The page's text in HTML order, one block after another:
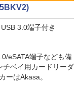
3.0端子付き
eSATA端子なども備
チベイ用カードリーダ
ーはAkasa。